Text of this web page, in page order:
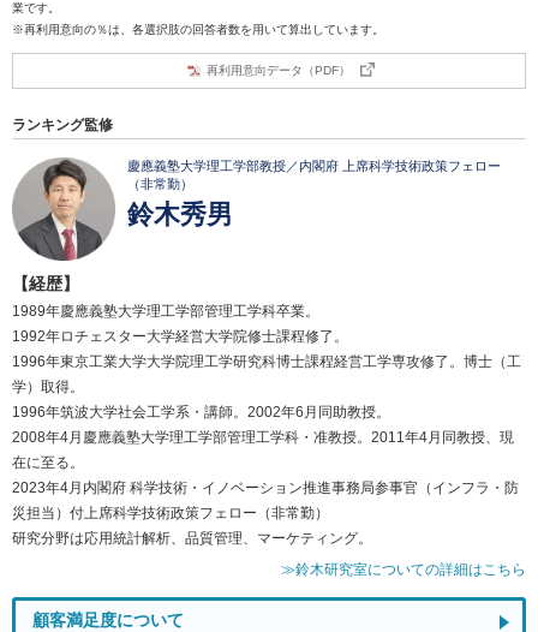
業です。
※再利用意向の％は、各選択肢の回答者数を用いて算出しています。
再利用意向データ（PDF）
ランキング監修
慶應義塾大学理工学部教授／内閣府 上席科学技術政策フェロー
（非常勤）
鈴木秀男
【経歴】
1989年慶應義塾大学理工学部管理工学科卒業。
1992年ロチェスター大学経営大学院修士課程修了。
1996年東京工業大学大学院理工学研究科博士課程経営工学専攻修了。博士（工
学）取得。
1996年筑波大学社会工学系・講師。2002年6月同助教授。
2008年4月慶應義塾大学理工学部管理工学科・准教授。2011年4月同教授、現
在に至る。
2023年4月内閣府 科学技術・イノベーション推進事務局参事官（インフラ・防
災担当）付上席科学技術政策フェロー（非常勤）
研究分野は応用統計解析、品質管理、マーケティング。
≫鈴木研究室についての詳細はこちら
顧客満足度について